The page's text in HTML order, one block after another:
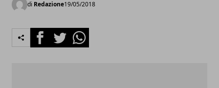
di Redazione19/05/2018
FacebookTwitterWhatsapp